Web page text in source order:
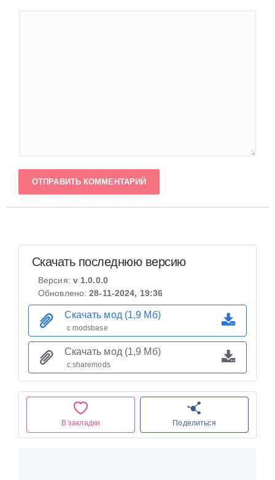
ОТПРАВИТЬ КОММЕНТАРИЙ
В закладки Поделиться
Скачать последнюю версию
Версия: v 1.0.0.0
Обновлено:28-11-2024, 19:36
Скачать мод (1,9 Мб)
с modsbase
Скачать мод (1,9 Мб)
с sharemods